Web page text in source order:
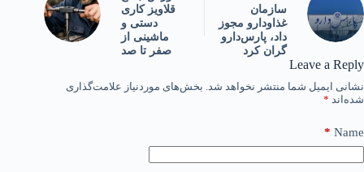
سازمان
غذاودارو مجوز
داد، پارس‌دارو
گران کرد
قلاویز کاری
دستی و
ماشینی از
صفر تا صد
Leave a Reply
نشانی ایمیل شما منتشر نخواهد شد. بخش‌های موردنیاز علامت‌گذاری
شده‌اند *
Name
*